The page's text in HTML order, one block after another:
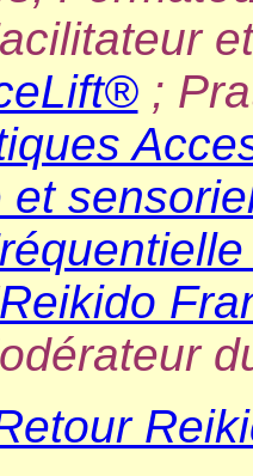
;
et
Reikido